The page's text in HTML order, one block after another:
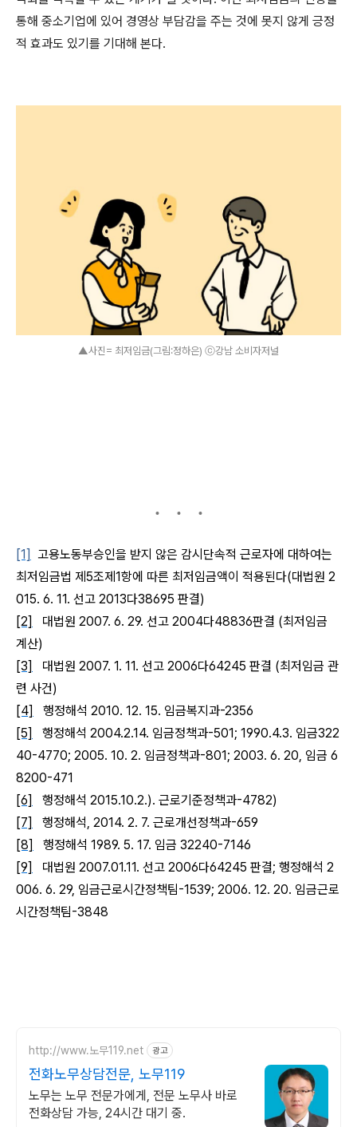
통해 중소기업에 있어 경영상 부담감을 주는 것에 못지 않게 긍정
적 효과도 있기를 기대해 본다.
▲사진= 최저임금(그림:정하은) ⓒ강남 소비자저널
[1] 고용노동부승인을 받지 않은 감시단속적 근로자에 대하여는
최저임금법 제5조제1항에 따른 최저임금액이 적용된다(대법원 2
015. 6. 11. 선고 2013다38695 판결)
[2]
대법원 2007. 6. 29. 선고 2004다48836판결 (최저임금
계산)
[3]
대법원 2007. 1. 11. 선고 2006다64245 판결 (최저임금 관
련 사건)
[4]
행정해석 2010. 12. 15. 임금복지과-2356
[5]
행정해석 2004.2.14. 임금정책과-501; 1990.4.3. 임금322
40-4770; 2005. 10. 2. 임금정책과-801; 2003. 6. 20, 임금 6
8200-471
[6]
행정해석 2015.10.2.). 근로기준정책과-4782)
[7]
행정해석, 2014. 2. 7. 근로개선정책과-659
[8]
행정해석 1989. 5. 17. 임금 32240-7146
[9]
대법원 2007.01.11. 선고 2006다64245 판결; 행정해석 2
006. 6. 29, 임금근로시간정책팀-1539; 2006. 12. 20. 임금근로
시간정책팀-3848
http://www.노무119.net 광고
전화노무상담전문, 노무119
노무는 노무 전문가에게, 전문 노무사 바로
전화상담 가능, 24시간 대기 중.